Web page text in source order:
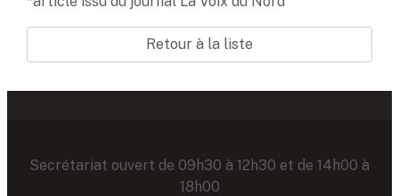
Retour à la liste
Secrétariat ouvert de 09h30 à 12h30 et de 14h00 à
18h00